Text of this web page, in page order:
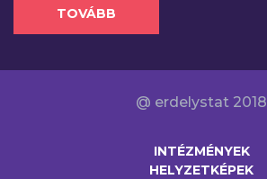
TOVÁBB
@ erdelystat 2018
INTÉZMÉNYEK
HELYZETKÉPEK